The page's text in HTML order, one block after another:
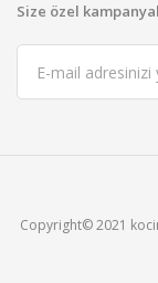
Size özel
Copyright© 2021